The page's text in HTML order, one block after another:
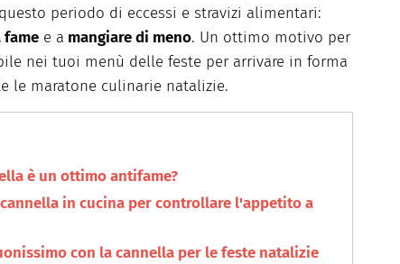
periodo di eccessi e stravizi alimentari:
e a mangiare di meno. Un ottimo motivo per
nei tuoi menù delle feste per arrivare in forma
le maratone culinarie natalizie.
è un ottimo antifame?
cannella in cucina per controllare l'appetito a
con la cannella per le feste natalizie